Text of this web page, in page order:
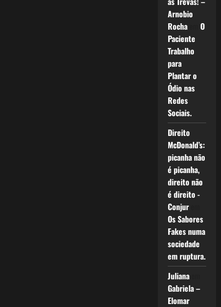
Arnobio
Rochaem O
Paciente
Trabalho
para
Plantar o
Ódio nas
Redes
Sociais.
Direito
McDonald’s:
picanha não
é picanha,
direito não
é direito -
Conjurem
Os Sabores
Fakes numa
sociedade
em ruptura.
Julianaem
Gabriela –
Elomar